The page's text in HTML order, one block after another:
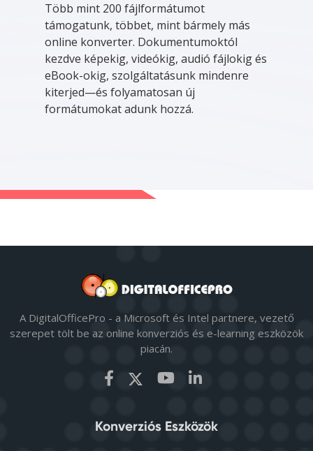
Több mint 200 fájlformátumot
támogatunk, többet, mint bármely más
online konverter. Dokumentumoktól
kezdve képekig, videókig, audió fájlokig és
eBook-okig, szolgáltatásunk mindenre
kiterjed—és folyamatosan új
formátumokat adunk hozzá.
A DigitalOfficePro - a Microsoft és Intel partnere, vezető
szerepet tölt be az online konverziós és e-learning eszközök
piacán.
Konverziós Eszközök